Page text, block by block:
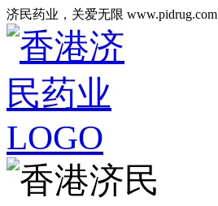
济民药业，关爱无限 www.pidrug.com